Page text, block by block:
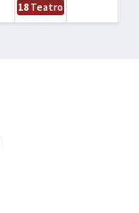
18 Teatro – Tres